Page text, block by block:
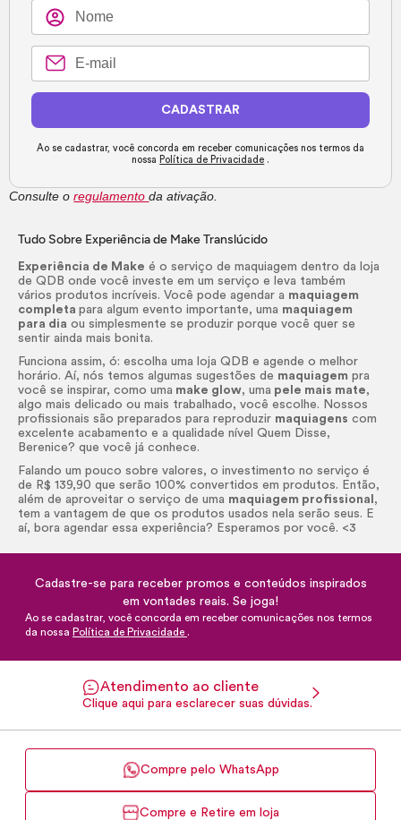
CADASTRAR
Ao se cadastrar, você concorda em receber comunicações nos termos da
nossa Política de Privacidade .
Consulte oregulamentoda ativação.
Tudo Sobre Experiência de MakeTranslúcido
Experiência de Make é o serviço de maquiagem dentro da loja
de QDB onde você investe em um serviço e leva também
vários produtos incríveis. Você pode agendar a maquiagem
completapara algum evento importante, uma maquiagem
para dia ou simplesmente se produzir porque você quer se
sentir ainda mais bonita.
Funciona assim, ó: escolha uma loja QDB e agende o melhor
horário. Aí, nós temos algumas sugestões de maquiagem pra
você se inspirar, como uma make glow, uma pele mais mate,
algo mais delicado ou mais trabalhado, você escolhe. Nossos
profissionais são preparados para reproduzir maquiagens com
excelente acabamento e a qualidade nível Quem Disse,
Berenice? que você já conhece.
Falando um pouco sobre valores, o investimento no serviço é
de R$ 139,90 que serão 100% convertidos em produtos. Então,
além de aproveitar o serviço de uma maquiagem profissional ,
tem a vantagem de que os produtos usados nela serão seus. E
aí, bora agendar essa experiência? Esperamos por você. <3
Cadastre-se para receber promos e conteúdos inspirados
em vontades reais. Se joga!
Ao se cadastrar, você concorda em receber comunicações nos termos
da nossa Política de Privacidade .
Atendimento ao cliente
Clique aqui para esclarecer suas dúvidas.
Compre pelo WhatsApp
Compre e Retire em loja